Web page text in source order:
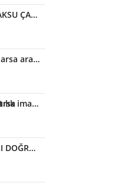
ANTALYA İL VE İLÇERİ DE AKSU ÇAMKÖYDE ARSALARINIZ AYNI GÜN NAKİTE ÇEVRİLİR
antalya aksu hacıaliler,de arsa arazi fiyatları kelepir arazi ve arsalar
antalya aksu altıntaşta satılık imarlı arsa
ANTALYA MERKEZ TOPALLI DOĞRU YATIRIM YAPMAK İÇİN BİZİ ARAYIN YARDIMCI OLALIM ARSA TARLA